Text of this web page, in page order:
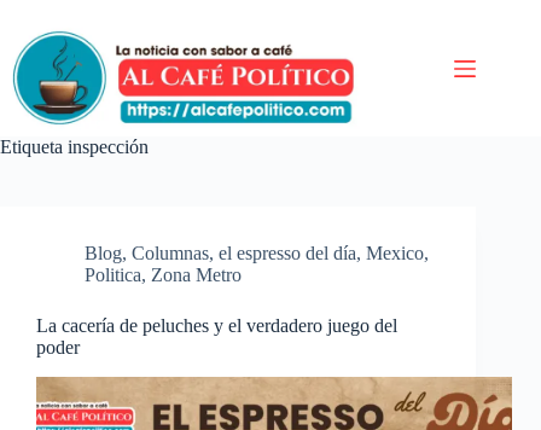
contenido
Etiqueta inspección
Blog, Columnas, el espresso del día, Mexico,
Politica, Zona Metro
La cacería de peluches y el verdadero juego del
poder